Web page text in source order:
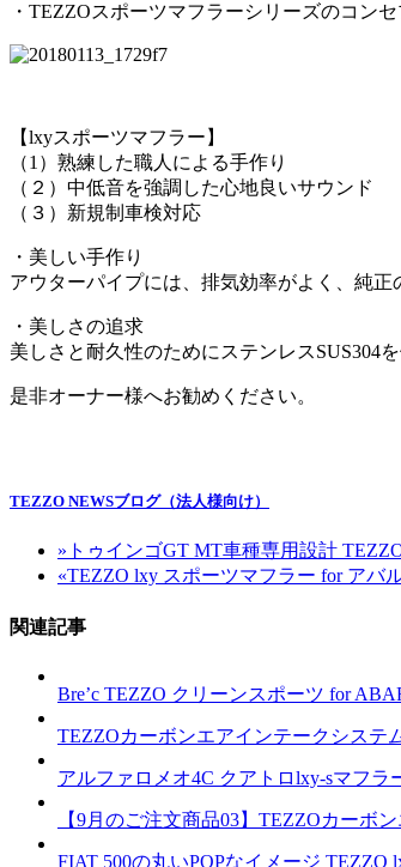
・TEZZOスポーツマフラーシリーズのコンセ
【lxyスポーツマフラー】
（1）熟練した職人による手作り
（２）中低音を強調した心地良いサウンド
（３）新規制車検対応
・美しい手作り
アウターパイプには、排気効率がよく、純
・美しさの追求
美しさと耐久性のためにステンレスSUS304
是非オーナー様へお勧めください。
TEZZO NEWSブログ（法人様向け）
» トゥインゴGT MT車種専用設計
«TEZZO lxy スポーツマフラー for アバ
関連記事
Bre’c TEZZO クリーンスポーツ for
TEZZOカーボンエアインテークシステ
アルファロメオ4C クアトロlxy-sマフラ
【9月のご注文商品03】TEZZOカー
FIAT 500の丸いPOPなイメージ TEZZO